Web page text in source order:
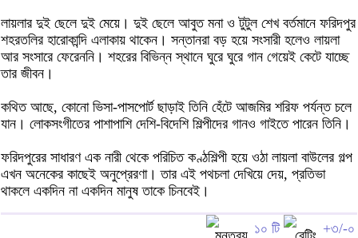
লায়লার দুই ছেলে দুই মেয়ে। দুই ছেলে আবুত মনা ও টুটুল শেখ বর্তমানে ফরিদপুর
শহরতলির হারোকান্দি এলাকায় থাকেন। সন্তানরা বড় হয়ে সংসারী হলেও লায়লা
আর সংসারে ফেরেননি। শহরের বিভিন্ন স্থানে ঘুরে ঘুরে গান গেয়েই কেটে যাচ্ছে
তার জীবন।
কথিত আছে, কোনো ভিসা-পাসপোর্ট ছাড়াই তিনি হেঁটে আজমির শরিফ পর্যন্ত চলে
যান। লোকসংগীতের পাশাপাশি দেশি-বিদেশি শিল্পীদের গানও গাইতে পারেন তিনি।
ফরিদপুরের সাধারণ এক নারী থেকে পরিচিত কণ্ঠশিল্পী হয়ে ওঠা লায়লা বাউলের গল্প
এখন অনেকের কাছেই অনুপ্রেরণা। তার এই পথচলা দেখিয়ে দেয়, প্রতিভা
থাকলে একদিন না একদিন মানুষ তাকে চিনবেই।
১০ টি +৩/-০